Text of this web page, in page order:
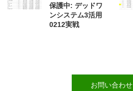
保護中: デッドワ
ンシステム3活用
0212実戦
お問い合わせ